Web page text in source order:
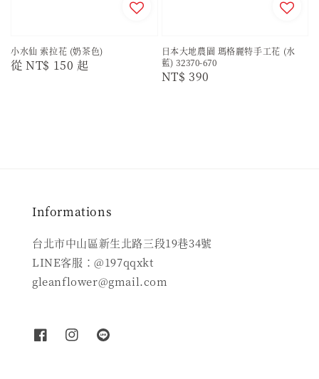
小水仙 索拉花 (奶茶色)
Regular
從NT$ 150 起
日本大地農園 瑪格麗特手工花 (水
藍) 32370-670
Regular
NT$ 390
Informations
台北市中山區新生北路三段19巷34號
LINE客服：@197qqxkt
gleanflower@gmail.com